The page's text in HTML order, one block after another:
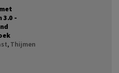
3.0 -
, Thijmen